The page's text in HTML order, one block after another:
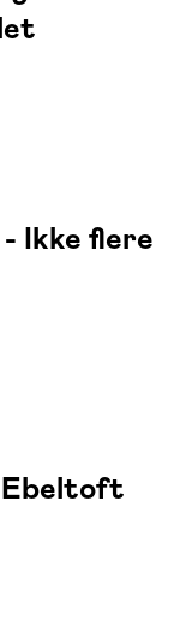
Ikke flere
Ebeltoft